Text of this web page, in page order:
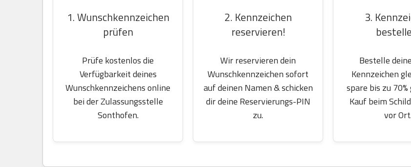
1. Wunschkennzeichen
prüfen
Prüfe kostenlos die
Verfügbarkeit deines
Wunschkennzeichens online
bei der Zulassungsstelle
Sonthofen.
2. Kennzeichen
reservieren!
Wir reservieren dein
Wunschkennzeichen sofort
auf deinen Namen & schicken
dir deine Reservierungs-PIN
zu.
3.
Bestelle
Kennzeichen
spare bis zu
Kauf beim
vor